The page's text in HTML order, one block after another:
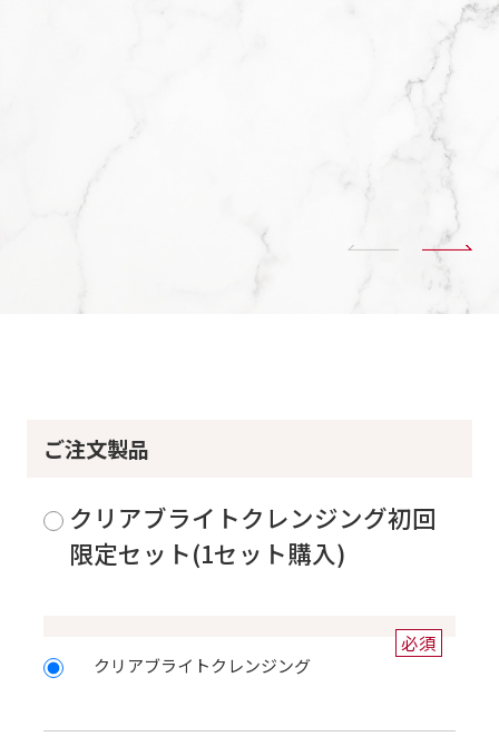
こん
ご注文製品
クリアブライトクレンジング初回
限定セット(1セット購入)
必須
クリアブライトクレンジング